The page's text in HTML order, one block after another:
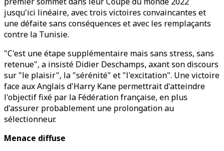
jusqu'ici linéaire, avec trois victoires convaincantes et
une défaite sans conséquences et avec les remplaçants
contre la Tunisie.
"C'est une étape supplémentaire mais sans stress, sans
retenue", a insisté Didier Deschamps, axant son discours
sur "le plaisir", la "sérénité" et "l'excitation". Une victoire
face aux Anglais d'Harry Kane permettrait d'atteindre
l'objectif fixé par la Fédération française, en plus
d'assurer probablement une prolongation au
sélectionneur.
Menace diffuse